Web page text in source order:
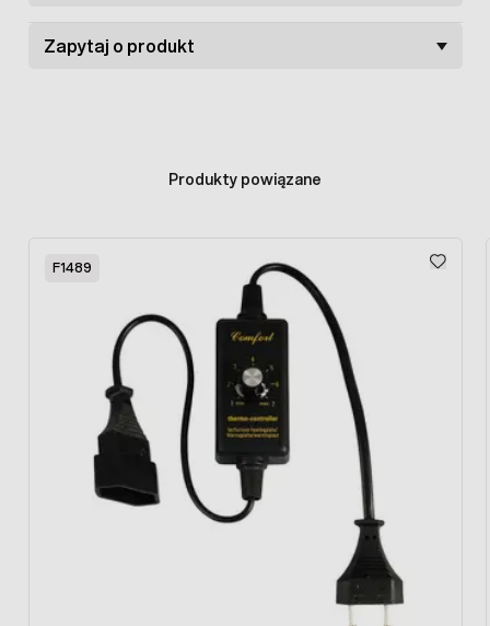
Maty grzewcze
dostępne są także w innych rozmiarach
oraz mocach grzewczych.
Zapytaj o produkt
Produkty powiązane
F1489